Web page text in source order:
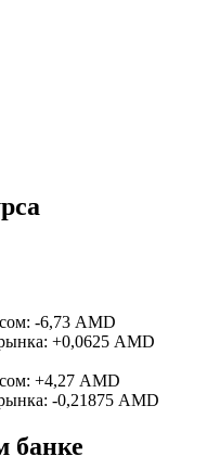
: -6,73 AMD
: +0,0625 AMD
: +4,27 AMD
: -0,21875 AMD
банке